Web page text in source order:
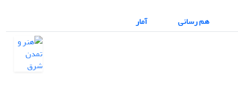
هم رسانی
آمار